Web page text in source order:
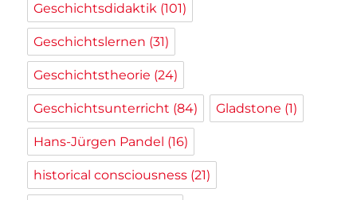
Geschichtsdidaktik (101)
Geschichtslernen (31)
Geschichtstheorie (24)
Geschichtsunterricht (84) Gladstone (1)
Hans-Jürgen Pandel (16)
historical consciousness (21)